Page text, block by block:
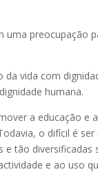
preocupação
vida com
humana.
a educação e
o difícil é ser
tão diversificadas
e ao uso